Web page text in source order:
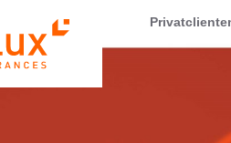
LALUX Assurances